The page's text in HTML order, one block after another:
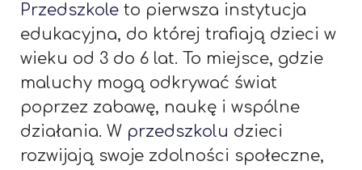
Przedszkole to pierwsza instytucja
edukacyjna, do której trafiają dzieci w
wieku od 3 do 6 lat. To miejsce, gdzie
maluchy mogą odkrywać świat
poprzez zabawę, naukę i wspólne
działania. W przedszkolu dzieci
rozwijają swoje zdolności społeczne,